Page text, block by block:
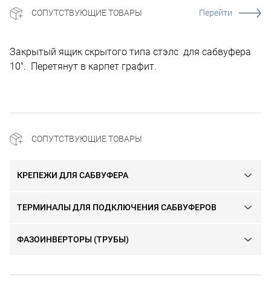
СОПУТСТВУЮЩИЕ ТОВАРЫ Перейти
Закрытый ящик скрытого типа стэлс для сабвуфера
10". Перетянут в карпет графит.
СОПУТСТВУЮЩИЕ ТОВАРЫ
КРЕПЕЖИ ДЛЯ САБВУФЕРА
ТЕРМИНАЛЫ ДЛЯ ПОДКЛЮЧЕНИЯ САБВУФЕРОВ
ФАЗОИНВЕРТОРЫ (ТРУБЫ)